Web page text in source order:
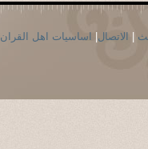
الاتصال اساسيات اهل القران